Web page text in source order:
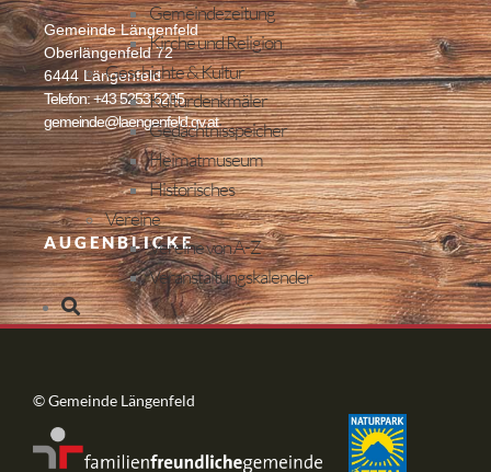
Gemeindezeitung
Kirche und Religion
Geschichte & Kultur
Kulturdenkmäler
Gedächtnisspeicher
Heimatmuseum
Historisches
Vereine
Vereine von A-Z
Veranstaltungskalender
Gemeinde Längenfeld
Oberlängenfeld 72
6444 Längenfeld
Telefon: +43 5253 5205
gemeinde@laengenfeld.gv.at
AUGENBLICKE
© Gemeinde Längenfeld